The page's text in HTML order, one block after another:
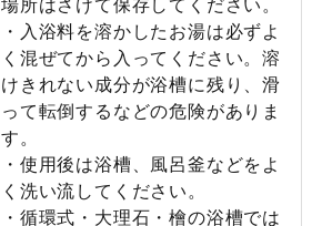
・入浴料を溶かしたお湯は必ずよ
く混ぜてから入ってください。溶
けきれない成分が浴槽に残り、滑
って転倒するなどの危険がありま
す。
・使用後は浴槽、風呂釜などをよ
く洗い流してください。
・循環式・大理石・檜の浴槽では